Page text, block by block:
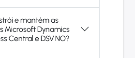
e mantém as
Microsoft Dynamics
Central e DSV NO?